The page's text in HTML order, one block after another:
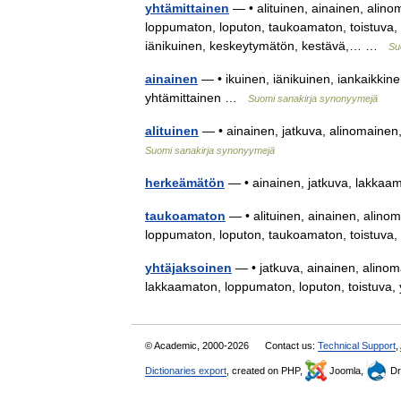
yhtämittainen — • alituinen, ainainen,
loppumaton, loputon, taukoamaton,
iänikuinen, keskeytymätön, kestävä,… …
ainainen — • ikuinen, iänikuinen,
yhtämittainen …
Suomi sanakirja synonyymejä
alituinen — • ainainen, jatkuva,
Suomi sanakirja synonyymejä
herkeämätön — • ainainen, jatkuva,
taukoamaton — • alituinen, ainainen,
loppumaton, loputon, taukoamaton,
yhtäjaksoinen — • jatkuva, ainainen,
lakkaamaton, loppumaton, loputon,
© Academic, 2000-2026 Contact us: Technical Support
Dictionaries export , created on PHP, Joomla,